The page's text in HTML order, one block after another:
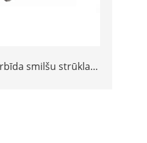
smilšu strūklas